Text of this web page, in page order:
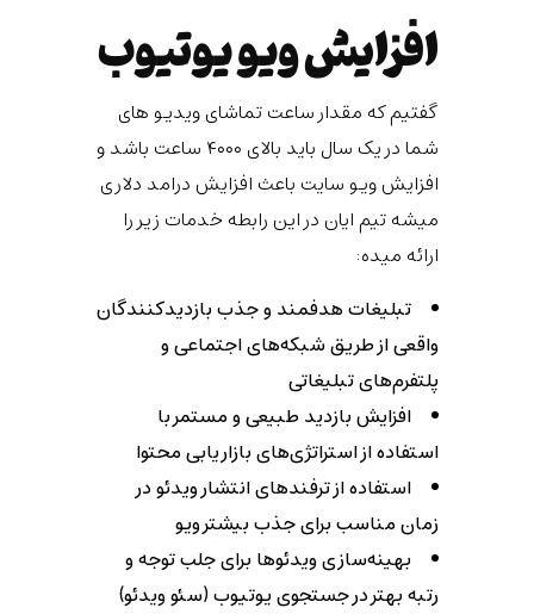
افزایش ویو یوتیوب
گفتیم که مقدار ساعت تماشای ویدیو های
شما در یک سال باید بالای ۴۰۰۰ ساعت باشد و
افزایش ویو سایت باعث افزایش درامد دلاری
میشه تیم ایان در این رابطه خدمات زیر را
ارائه میده:
تبلیغات هدفمند و جذب بازدیدکنندگان
واقعی از طریق شبکه‌های اجتماعی و
پلتفرم‌های تبلیغاتی
افزایش بازدید طبیعی و مستمر با
استفاده از استراتژی‌های بازاریابی محتوا
استفاده از ترفندهای انتشار ویدئو در
زمان مناسب برای جذب بیشتر ویو
بهینه‌سازی ویدئوها برای جلب توجه و
رتبه بهتر در جستجوی یوتیوب (سئو ویدئو)